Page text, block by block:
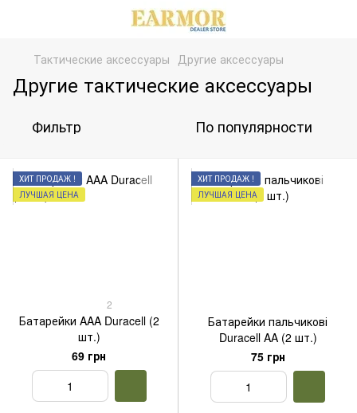
Тактические аксессуары Другие аксессуары
Другие тактические аксессуары
Фильтр По популярности
ХИТ ПРОДАЖ !
ЛУЧШАЯ ЦЕНА
2
Батарейки AAA Duracell (2
шт.)
69 грн
ХИТ ПРОДАЖ !
ЛУЧШАЯ ЦЕНА
Батарейки пальчикові
Duracell AA (2 шт.)
75 грн